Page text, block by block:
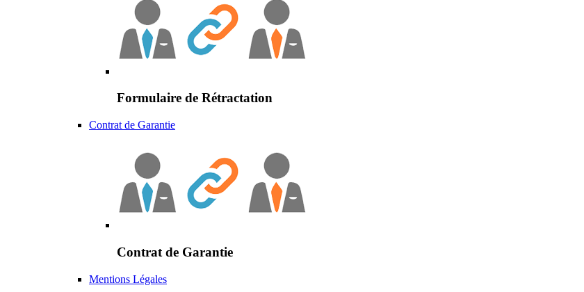
Formulaire de Rétractation
Contrat de Garantie
Contrat de Garantie
Mentions Légales